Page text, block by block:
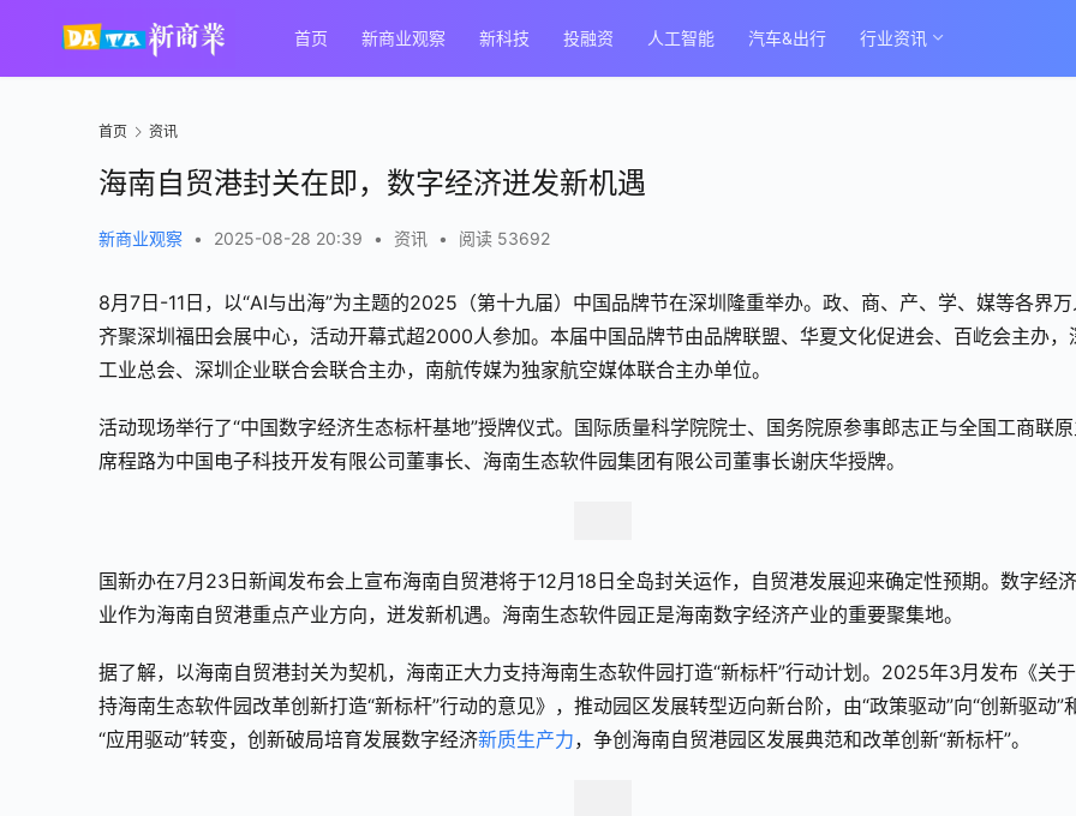
首页 新商业观察 新科技 投融资 人工智能 汽车&出行 行业资讯
首页 资讯
海南自贸港封关在即，数字经济迸发新机遇
新商业观察 • 2025-08-28 20:39 • 资讯 • 阅读 53692
8月7日-11日，以“AI与出海”为主题的2025（第十九届）中国品牌节在深圳隆重举办。政、商、产、学、媒等各界万
齐聚深圳福田会展中心，活动开幕式超2000人参加。本届中国品牌节由品牌联盟、华夏文化促进会、百屹会主办，
工业总会、深圳企业联合会联合主办，南航传媒为独家航空媒体联合主办单位。
活动现场举行了“中国数字经济生态标杆基地”授牌仪式。国际质量科学院院士、国务院原参事郎志正与全国工商联
席程路为中国电子科技开发有限公司董事长、海南生态软件园集团有限公司董事长谢庆华授牌。
国新办在7月23日新闻发布会上宣布海南自贸港将于12月18日全岛封关运作，自贸港发展迎来确定性预期。数字经
业作为海南自贸港重点产业方向，迸发新机遇。海南生态软件园正是海南数字经济产业的重要聚集地。
据了解，以海南自贸港封关为契机，海南正大力支持海南生态软件园打造“新标杆”行动计划。2025年3月发布《关
持海南生态软件园改革创新打造“新标杆”行动的意见》，推动园区发展转型迈向新台阶，由“政策驱动”向“创新驱动”
“应用驱动”转变，创新破局培育发展数字经济新质生产力，争创海南自贸港园区发展典范和改革创新“新标杆”。